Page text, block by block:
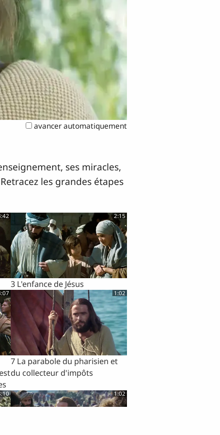
avancer automatiquement
ses miracles,
les grandes étapes
2:15
3 L'enfance de Jésus
1:02
7 La parabole du pharisien et
du collecteur d'impôts
1:02